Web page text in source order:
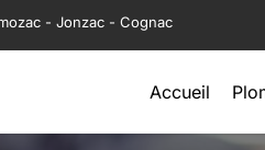
- Jonzac - Cognac
Accueil